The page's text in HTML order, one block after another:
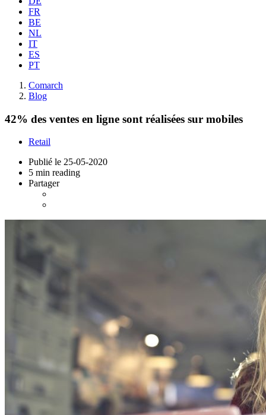
FR
BE
NL
IT
ES
PT
Comarch
Blog
42% des ventes en ligne sont réalisées sur mobiles
Retail
Publié le 25-05-2020
5 min reading
Partager